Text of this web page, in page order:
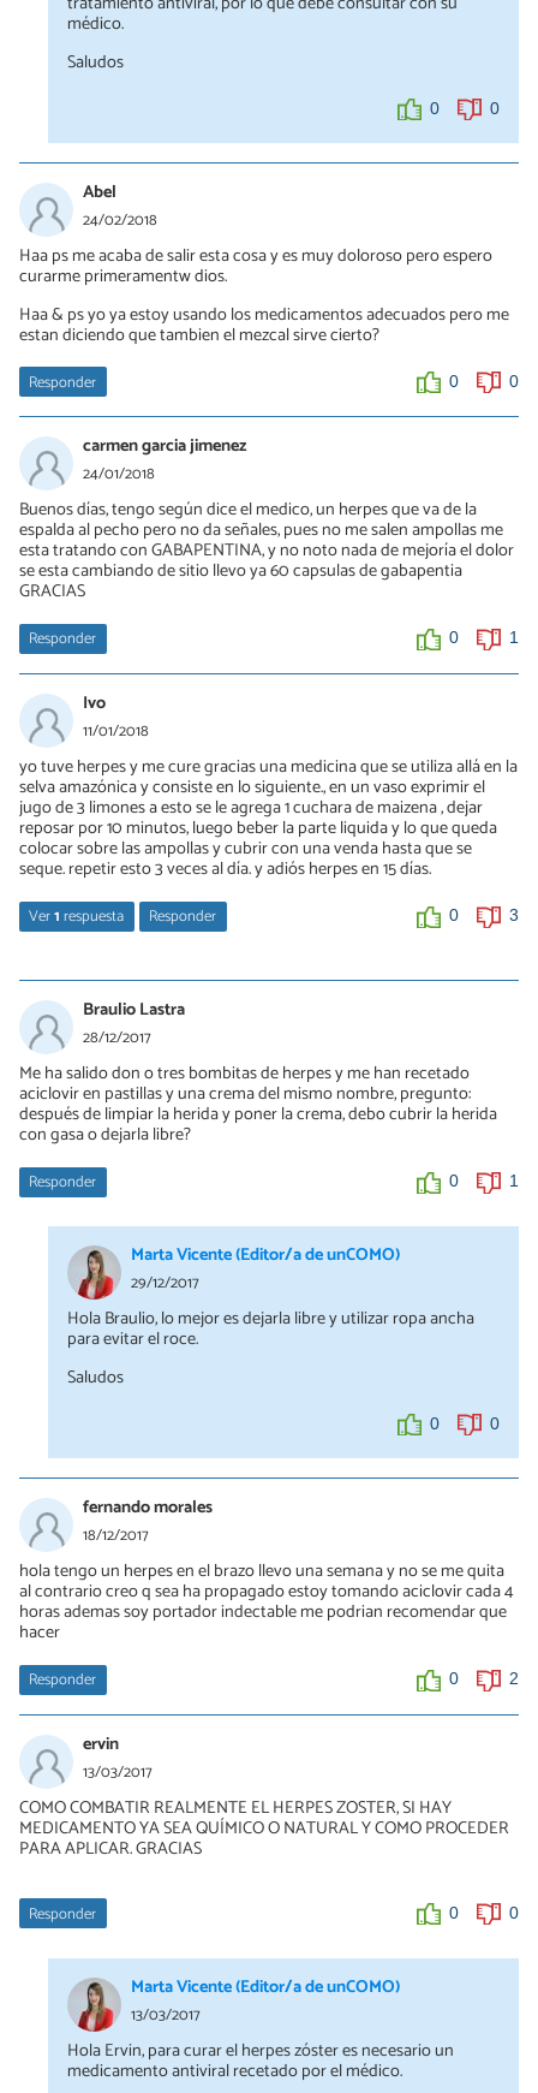
médico.
Saludos
0 0
Abel
24/02/2018
Haa ps me acaba de salir esta cosa y es muy doloroso pero espero
curarme primeramentw dios.
Haa & ps yo ya estoy usando los medicamentos adecuados pero me
estan diciendo que tambien el mezcal sirve cierto?
Responder 0 0
carmen garcia jimenez
24/01/2018
Buenos días, tengo según dice el medico, un herpes que va de la
espalda al pecho pero no da señales, pues no me salen ampollas me
esta tratando con GABAPENTINA, y no noto nada de mejoría el dolor
se esta cambiando de sitio llevo ya 60 capsulas de gabapentia
GRACIAS
Responder 0 1
Ivo
11/01/2018
yo tuve herpes y me cure gracias una medicina que se utiliza allá en la
selva amazónica y consiste en lo siguiente., en un vaso exprimir el
jugo de 3 limones a esto se le agrega 1 cuchara de maizena , dejar
reposar por 10 minutos, luego beber la parte liquida y lo que queda
colocar sobre las ampollas y cubrir con una venda hasta que se
seque. repetir esto 3 veces al día. y adiós herpes en 15 días.
Ver1respuesta Responder 0 3
08/03/2018
Hola ivo tu isite eso y te funciono xfavor respondene me urge
saberlo xfavor ayudame
0
Braulio Lastra
28/12/2017
Me ha salido don o tres bombitas de herpes y me han recetado
aciclovir en pastillas y una crema del mismo nombre, pregunto:
después de limpiar la herida y poner la crema, debo cubrir la herida
con gasa o dejarla libre?
Responder 0 1
Marta Vicente (Editor/a de unCOMO)
29/12/2017
Hola Braulio, lo mejor es dejarla libre y utilizar ropa ancha
para evitar el roce.
Saludos
0 0
fernando morales
18/12/2017
hola tengo un herpes en el brazo llevo una semana y no se me quita
al contrario creo q sea ha propagado estoy tomando aciclovir cada 4
horas ademas soy portador indectable me podrian recomendar que
hacer
Responder 0 2
ervin
13/03/2017
COMO COMBATIR REALMENTE EL HERPES ZOSTER, SI HAY
MEDICAMENTO YA SEA QUÍMICO O NATURAL Y COMO PROCEDER
PARA APLICAR. GRACIAS
Responder 0 0
Marta Vicente (Editor/a de unCOMO)
13/03/2017
Hola Ervin, para curar el herpes zóster es necesario un
medicamento antiviral recetado por el médico.